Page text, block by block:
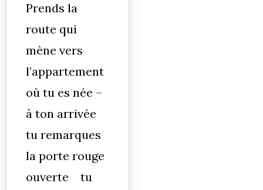
Prends la
route qui
mène vers
l’appartement
où tu es née –
à ton arrivée
tu remarques
la porte rouge
ouverte tu